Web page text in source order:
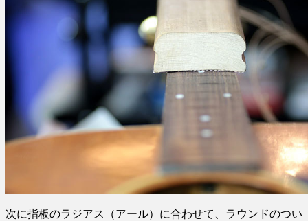
次に指板のラジアス（アール）に合わせて、ラウンドのつい